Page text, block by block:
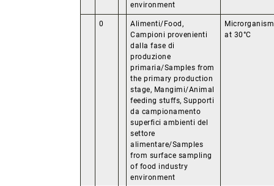
environment
0
Alimenti/Food,
Campioni provenienti
dalla fase di
produzione
primaria/Samples from
the primary production
stage, Mangimi/Animal
feeding stuffs, Supporti
da campionamento
superfici ambienti del
settore
alimentare/Samples
from surface sampling
of food industry
environment
at 30°C